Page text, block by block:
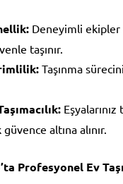
Deneyimli ekipler
taşınır.
Taşınma
Eşyalarınız
altına alınır.
Profesyonel Ev